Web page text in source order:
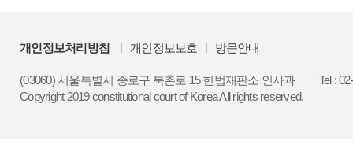
개인정보처리방침 개인정보보호 방문안내
(03060) 서울특별시 종로구 북촌로 15 헌법재판소 인사과
Tel :
Copyright 2019 constitutional court of Korea All rights reserved.